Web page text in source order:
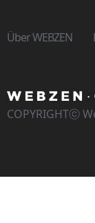
Über WEBZEN
COPYRIGHTⓒ